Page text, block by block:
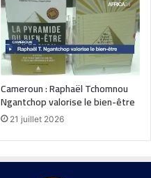
Cameroun : Raphaël Tchomnou
Ngantchop valorise le bien-être
21 juillet 2026